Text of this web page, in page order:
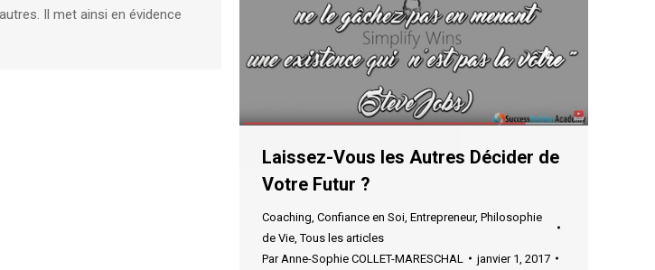
Il met ainsi en évidence
Laissez-Vous les Autres Décider de
Votre Futur ?
Coaching Confiance en Soi Entrepreneur, Philosophie
de Vie ,Tous les articles
Par Anne-Sophie COLLET-MARESCHAL
janvier 1, 2017